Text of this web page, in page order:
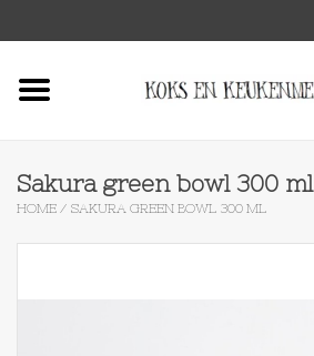
Sakura green bowl 300 ml
HOME / SAKURA GREEN BOWL 300 ML